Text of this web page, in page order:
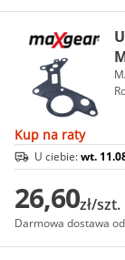
Kup na raty
U ciebie:wt.
26,60zł/szt.
Darmowa dostawa od